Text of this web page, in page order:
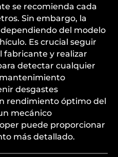
se recomienda cada
Sin embargo, la
del modelo
Es crucial seguir
fabricante y realizar
detectar cualquier
desgastes
rendimiento óptimo del
mecánico
puede proporcionar
más detallado.